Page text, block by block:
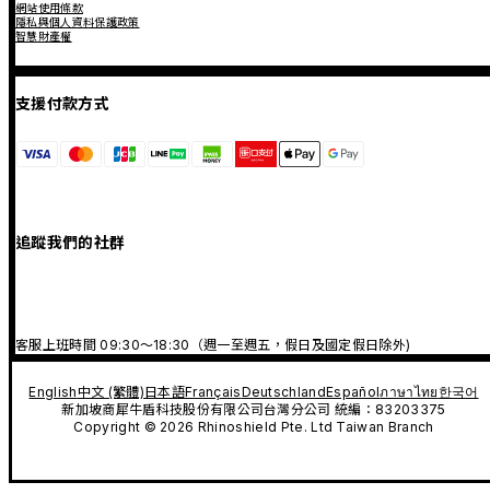
網站使用條款
隱私與個人資料保護政策
智慧財產權
支援付款方式
追蹤我們的社群
客服上班時間 09:30～18:30（週一至週五，假日及國定假日除外)
English中文 (繁體)日本語FrançaisDeutschlandEspañolภาษาไทย 한국어
新加坡商犀牛盾科技股份有限公司台灣分公司 統編：83203375
Copyright © 2026 Rhinoshield Pte. Ltd Taiwan Branch